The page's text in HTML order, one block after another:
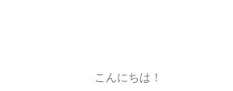
こんにちは！